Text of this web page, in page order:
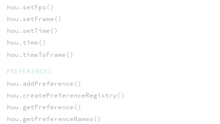
hou.setFps()
hou.setFrame()
hou.setTime()
hou.time()
hou.timeToFrame()
PREFERENCES
hou.addPreference()
hou.createPreferenceRegistry()
hou.getPreference()
hou.getPreferenceNames()